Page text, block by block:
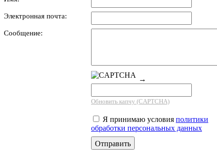
Электронная почта:
Сообщение:
→
Обновить капчу (CAPTCHA)
Я принимаю условия политики
обработки персональных данных